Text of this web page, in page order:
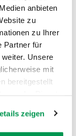
anbieten
zu
zu Ihrer
Partner für
Unsere
mit
bereitgestellt
zeigen
©